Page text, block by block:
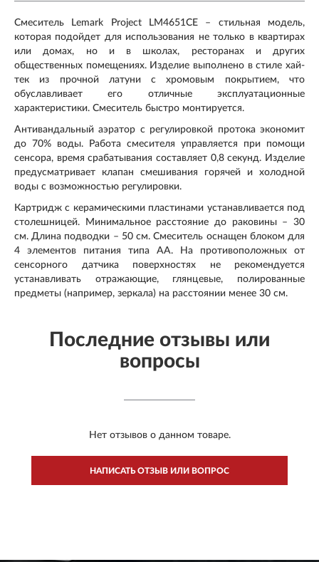
Смеситель Lemark Project LM4651CE – стильная модель,
которая подойдет для использования не только в квартирах
или домах, но и в школах, ресторанах и других
общественных помещениях. Изделие выполнено в стиле хай-
тек из прочной латуни с хромовым покрытием, что
обуславливает его отличные эксплуатационные
характеристики. Смеситель быстро монтируется.
Антивандальный аэратор с регулировкой протока экономит
до 70% воды. Работа смесителя управляется при помощи
сенсора, время срабатывания составляет 0,8 секунд. Изделие
предусматривает клапан смешивания горячей и холодной
воды с возможностью регулировки.
Картридж с керамическими пластинами устанавливается под
столешницей. Минимальное расстояние до раковины – 30
см. Длина подводки – 50 см. Смеситель оснащен блоком для
4 элементов питания типа АА. На противоположных от
сенсорного датчика поверхностях не рекомендуется
устанавливать отражающие, глянцевые, полированные
предметы (например, зеркала) на расстоянии менее 30 см.
Последние отзывы или
вопросы
Нет отзывов о данном товаре.
НАПИСАТЬ ОТЗЫВ ИЛИ ВОПРОС